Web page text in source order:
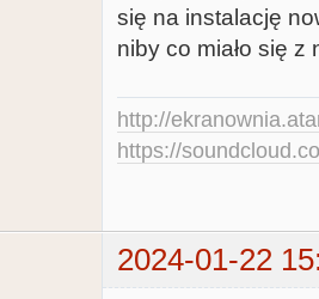
się na instalację
niby co miało się z
http://
https://
2024-01-22